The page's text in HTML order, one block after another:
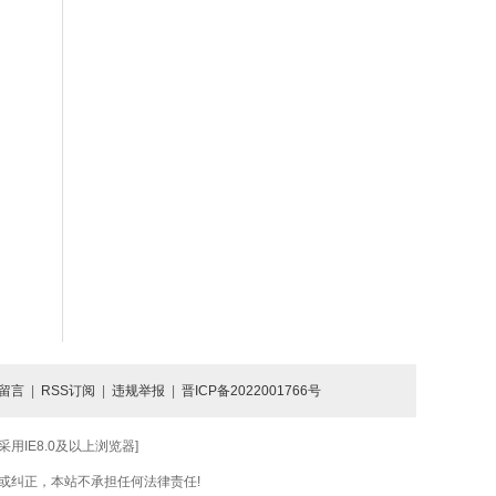
言 RSS订阅 违规举报 晋ICP备2022001766号
用IE8.0及以上浏览器]
纠正，本站不承担任何法律责任!